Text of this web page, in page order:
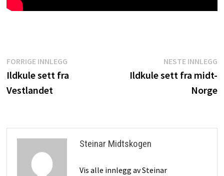
Innleggsnavigasjon
FORRIGE INNLEGGForrige
innlegg:
Ildkule sett fra
Vestlandet
NESTE INNLEGG
Ildkule sett fra midt-
Norge
Steinar Midtskogen
Vis alle innlegg av Steinar